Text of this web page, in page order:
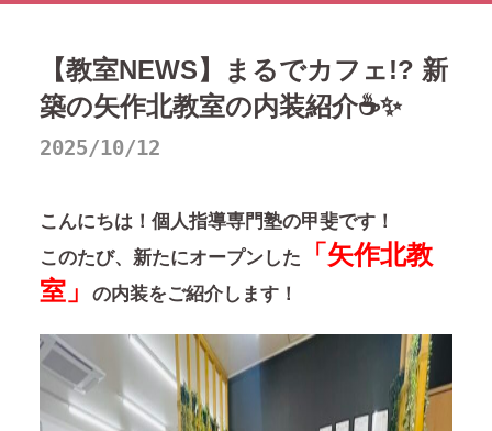
【教室NEWS】まるでカフェ!? 新
築の矢作北教室の内装紹介☕✨
2025/10/12
こんにちは！個人指導専門塾の甲斐です！
このたび、新たにオープンした
「矢作北教
室」
の内装をご紹介します！